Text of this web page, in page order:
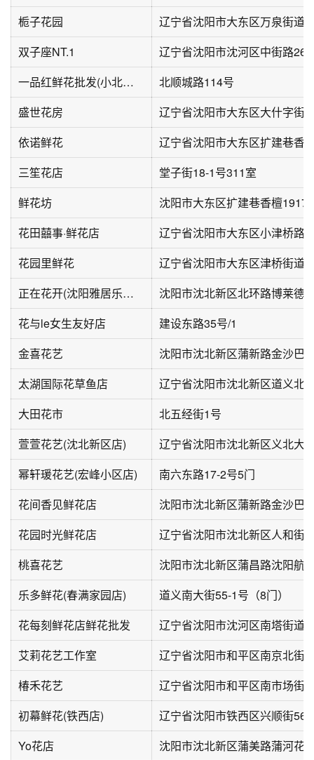
栀子花园
双子座NT.1
一品红鲜花批发(小北小区店)
北顺城路114号
盛世花房
依诺鲜花
辽宁省沈阳市大东区扩建巷香
三笙花店
堂子街18-1号311室
鲜花坊
沈阳市大东区扩建巷香檀1917
花田囍事·鲜花店
辽宁省沈阳市大东区小津桥路
花园里鲜花
辽宁省沈阳市大东区津桥街道
正在花开(沈阳雅居乐花园店)
花与le女生友好店
建设东路35号/1
金喜花艺
太湖国际花草鱼店
辽宁省沈阳市沈北新区道义北
大田花市
北五经街1号
萱萱花艺(沈北新区店)
幂轩瑗花艺(宏峰小区店)
南六东路17-2号5门
花间香见鲜花店
沈阳市沈北新区蒲新路金沙巴
花园时光鲜花店
辽宁省沈阳市沈北新区人和街
桃喜花艺
沈阳市沈北新区蒲昌路沈阳航
乐多鲜花(春满家园店)
道义南大街55-1号（8门）
花每刻鲜花店鲜花批发
艾莉花艺工作室
辽宁省沈阳市和平区南京北街
椿禾花艺
初幕鲜花(铁西店)
辽宁省沈阳市铁西区兴顺街56-
Yo花店
沈阳市沈北新区蒲美路蒲河花